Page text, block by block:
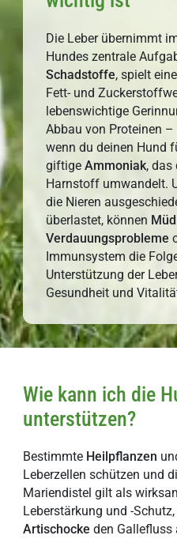
Die Leber übernimmt
Hundes zentrale
Schadstoffe, spielt
Fett- und
lebenswichtige
Abbau von Proteinen
wenn du deinen Hund
giftigeAmmoniak, das
Harnstoff umwandelt.
die Nieren
überlastet, können
Verdauungsprobleme
Immunsystem die
Unterstützung der
Gesundheit und
Wie kann ich die
unterstützen?
Bestimmte Heilpflanzen
Leberzellen schützen und
Mariendistel gilt als
Leberstärkung und -
Artischockeden Gallefluss